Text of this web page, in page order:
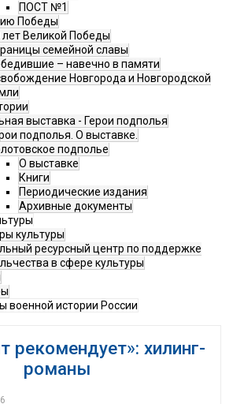
ПОСТ №1
Победы
лет Великой Победы
семейной славы
– навечно в памяти
Новгорода и Новгородской
выставка - Герои подполья
подполья. О выставке.
подполье
О выставке
Книги
Периодические издания
Архивные документы
культуры
ресурсный центр по поддержке
в сфере культуры
военной истории России
рекомендует»: хилинг-
романы